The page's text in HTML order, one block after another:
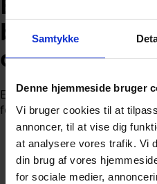
Samtykke
Denne hjemmeside bruger
Vi bruger cookies til at
annoncer, til at vise dig
at analysere vores trafik. Vi
din brug af vores
for sociale medier,
bryllupsdag:
over, hvad
En brud vågnede på sin
forfærdet over, hvad hun fik